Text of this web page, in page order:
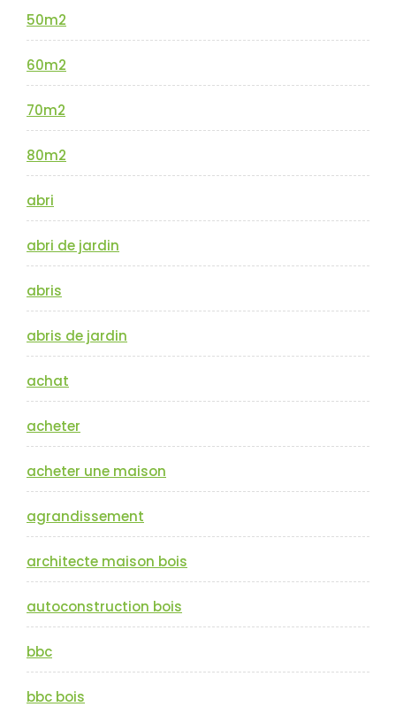
50m2
60m2
70m2
80m2
abri
abri de jardin
abris
abris de jardin
achat
acheter
acheter une maison
agrandissement
architecte maison bois
autoconstruction bois
bbc
bbc bois